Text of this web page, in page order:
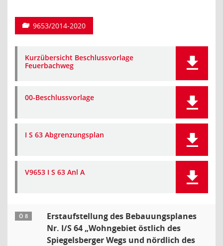
9653/2014-2020
Kurzübersicht Beschlussvorlage
Feuerbachweg
00-Beschlussvorlage
I S 63 Abgrenzungsplan
V9653 I S 63 Anl A
Ö 8
Erstaufstellung des Bebauungsplanes
Nr. I/S 64 „Wohngebiet östlich des
Spiegelsberger Wegs und nördlich des